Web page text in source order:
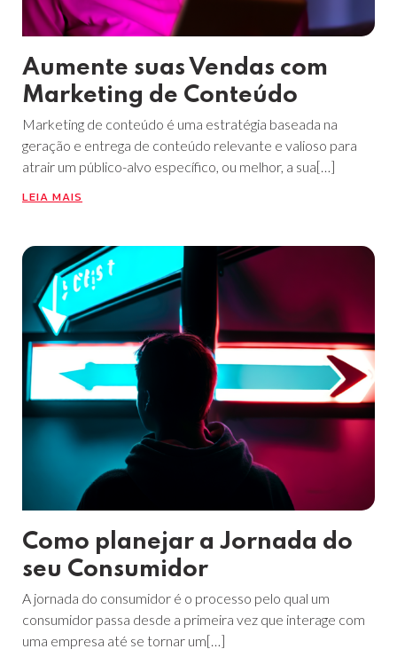
Aumente suas Vendas com
Marketing de Conteúdo
​Marketing de conteúdo é uma estratégia baseada na
geração e entrega de conteúdo relevante e valioso para
atrair um público-alvo específico, ou melhor, a sua[…]
LEIA MAIS
Como planejar a Jornada do
seu Consumidor
A jornada do consumidor é o processo pelo qual um
consumidor passa desde a primeira vez que interage com
uma empresa até se tornar um[…]